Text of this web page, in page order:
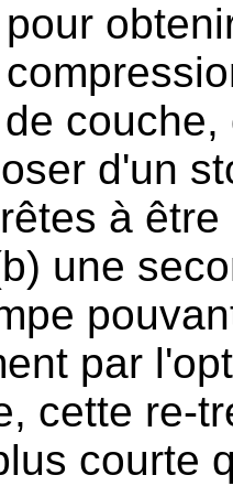
d'un
à
une
par
cette re-
courte